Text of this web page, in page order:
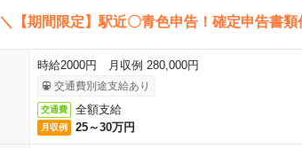
＼【期間限定】駅近〇青色申告！確定申告書類
時給2000円 月収例 280,000円
交通費別途支給あり
交通費 全額支給
月収例 25～30万円